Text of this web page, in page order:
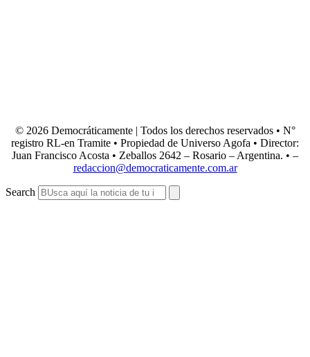
© 2026 Democráticamente | Todos los derechos reservados • N°
registro RL-en Tramite • Propiedad de Universo Agofa • Director:
Juan Francisco Acosta • Zeballos 2642 – Rosario – Argentina. • –
redaccion@democraticamente.com.ar
Search